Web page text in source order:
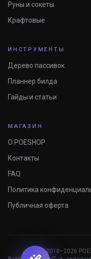
Руны и сокеты
Крафтовые
ИНСТРУМЕНТЫ
Дерево пассивок
Планнер билда
Гайды и статьи
МАГАЗИН
О POESHOP
Контакты
FAQ
Политика
Публичная оферта
© 2018–2026